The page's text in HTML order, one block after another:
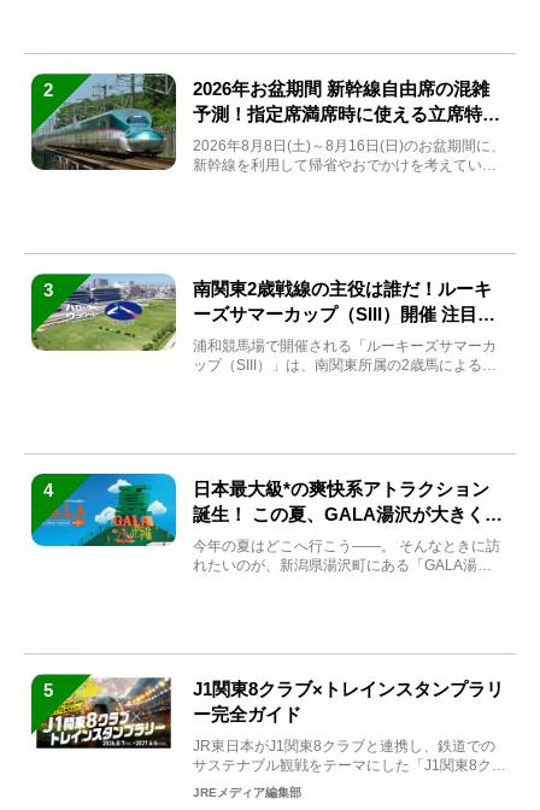
2
2026年お盆期間 新幹線自由席の混雑
予測！指定席満席時に使える立席特急
券も解説
2026年8月8日(土)～8月16日(日)のお盆期間に、
新幹線を利用して帰省やおでかけを考えている
3
南関東2歳戦線の主役は誰だ！ルーキ
ーズサマーカップ（SIII）開催 注目馬
と見どころをチェック
浦和競馬場で開催される「ルーキーズサマーカ
ップ（SIII）」は、南関東所属の2歳馬による注
4
日本最大級*の爽快系アトラクション
誕生！ この夏、GALA湯沢が大きく生
まれ変わる
今年の夏はどこへ行こう――。 そんなときに訪
れたいのが、新潟県湯沢町にある「GALA湯
5
J1関東8クラブ×トレインスタンプラリ
ー完全ガイド
JR東日本がJ1関東8クラブと連携し、鉄道での
サステナブル観戦をテーマにした「J1関東8クラ
ブ×トレイン...
JREメディア編集部